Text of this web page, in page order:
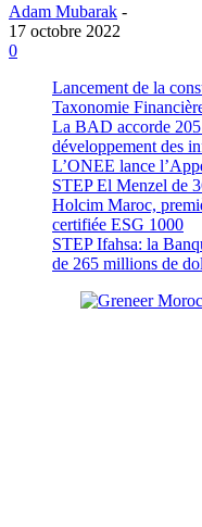
Adam Mubarak -
17 octobre 2022
0
Lancement de la
Taxonomie
La BAD accorde
développement des
L’ONEE lance
STEP El Menzel de
Holcim Maroc,
certifiée ESG 1000
STEP Ifahsa: la
de 265 millions de